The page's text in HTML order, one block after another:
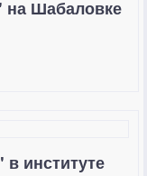
на Шабаловке
институте